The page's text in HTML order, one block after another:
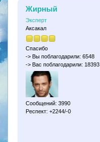
Жирный
Эксперт
Аксакал
Спасибо
-> Вы поблагодарили: 6548
-> Вас поблагодарили: 18393
Сообщений: 3990
Респект: +2244/-0